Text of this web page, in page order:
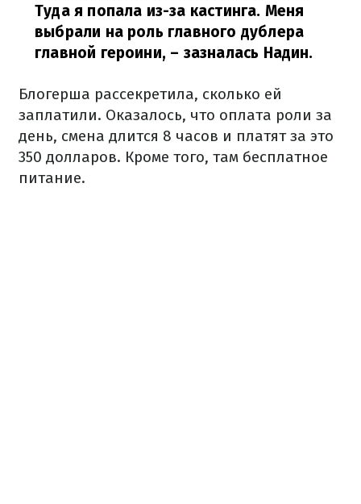
Туда я попала из-за кастинга. Меня
выбрали на роль главного дублера
главной героини, – зазналась Надин.
Блогерша рассекретила, сколько ей
заплатили. Оказалось, что оплата роли за
день, смена длится 8 часов и платят за это
350 долларов. Кроме того, там бесплатное
питание.